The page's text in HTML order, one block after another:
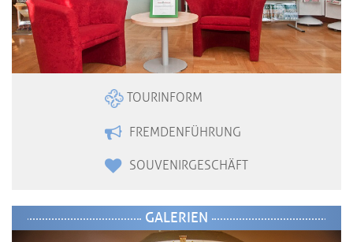
TOURINFORM
FREMDENFÜHRUNG
SOUVENIRGESCHÄFT
GALERIEN